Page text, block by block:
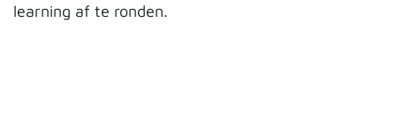
learning af te ronden.